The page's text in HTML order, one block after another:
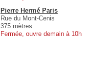
Pierre Hermé Paris
Rue du Mont-Cenis
375 mètres
Fermée, ouvre demain à 10h